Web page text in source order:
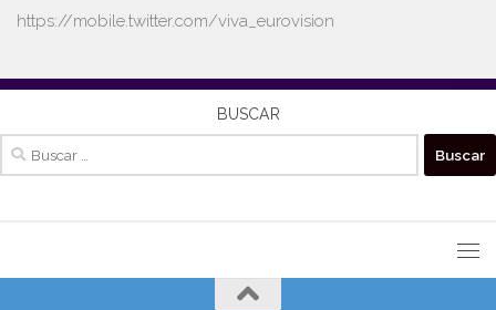
https://mobile.twitter.com/viva_eurovision
BUSCAR